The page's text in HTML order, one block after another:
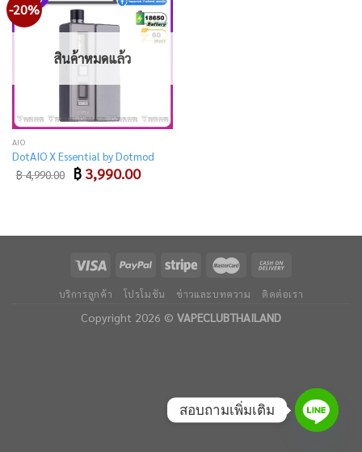
-20%
Add
to
wishlist
สินค้าหมดแล้ว
AIO
DotAIO X Essential by Dotmod
฿4,990.00 Original
price
฿ 3,990.00Current
price
บริการลูกค้า โปรโมชัน ข่าวและบทความ ติดต่อเรา
Copyright 2026 © VAPECLUBTHAILAND
สอบถามเพิ่มเติม